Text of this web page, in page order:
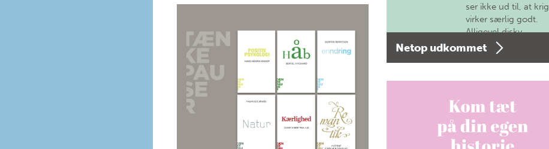
ser ikke ud til, at krig
virker særlig godt.
Alligevel diskv…
Netop udkommet